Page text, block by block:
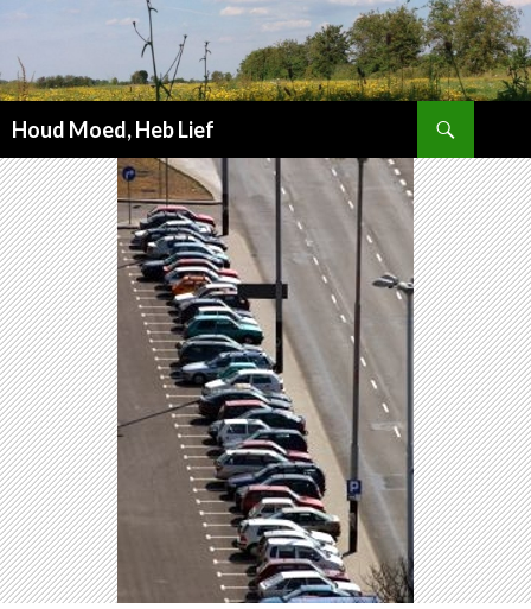
Houd Moed, Heb Lief
NAAR
INHOUD